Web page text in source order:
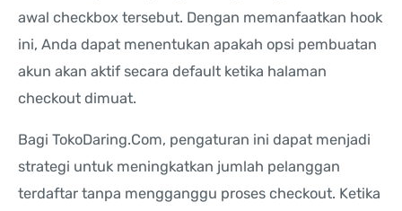
awal checkbox tersebut. Dengan memanfaatkan hook
ini, Anda dapat menentukan apakah opsi pembuatan
akun akan aktif secara default ketika halaman
checkout dimuat.
Bagi TokoDaring.Com, pengaturan ini dapat menjadi
strategi untuk meningkatkan jumlah pelanggan
terdaftar tanpa mengganggu proses checkout. Ketika